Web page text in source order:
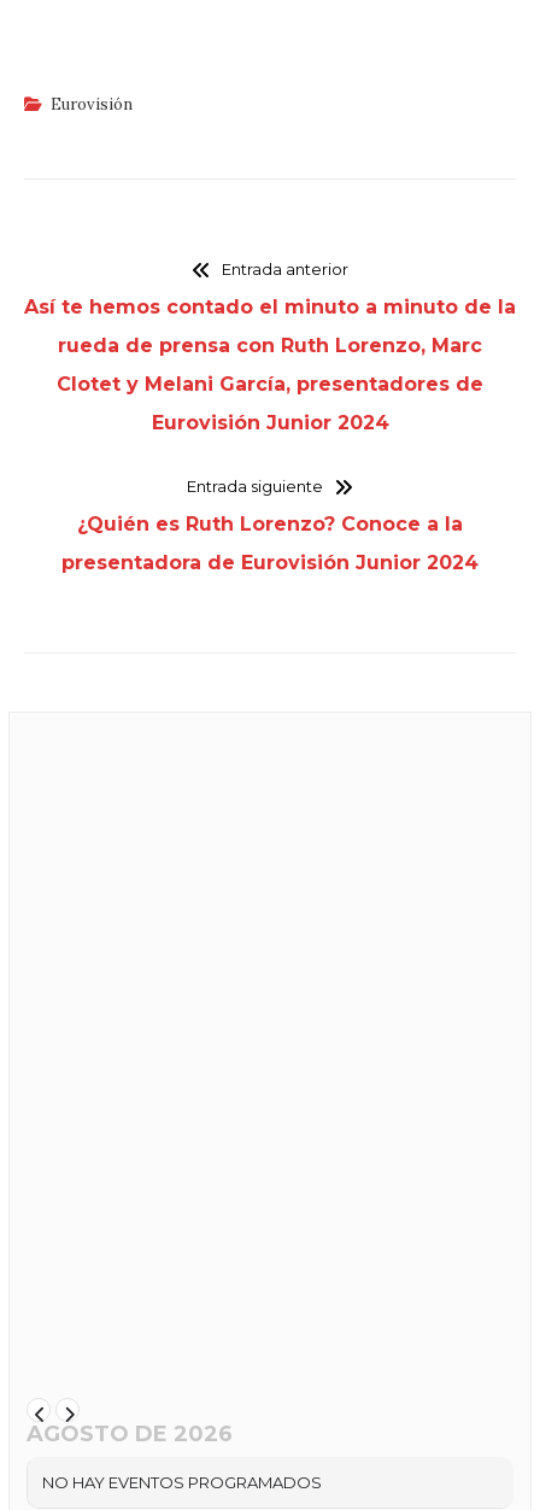
Eurovisión
Entrada anterior
Así te hemos contado el minuto a minuto de la
rueda de prensa con Ruth Lorenzo, Marc
Clotet y Melani García, presentadores de
Eurovisión Junior 2024
Entrada siguiente
¿Quién es Ruth Lorenzo? Conoce a la
presentadora de Eurovisión Junior 2024
AGOSTO DE 2026
NO HAY EVENTOS PROGRAMADOS